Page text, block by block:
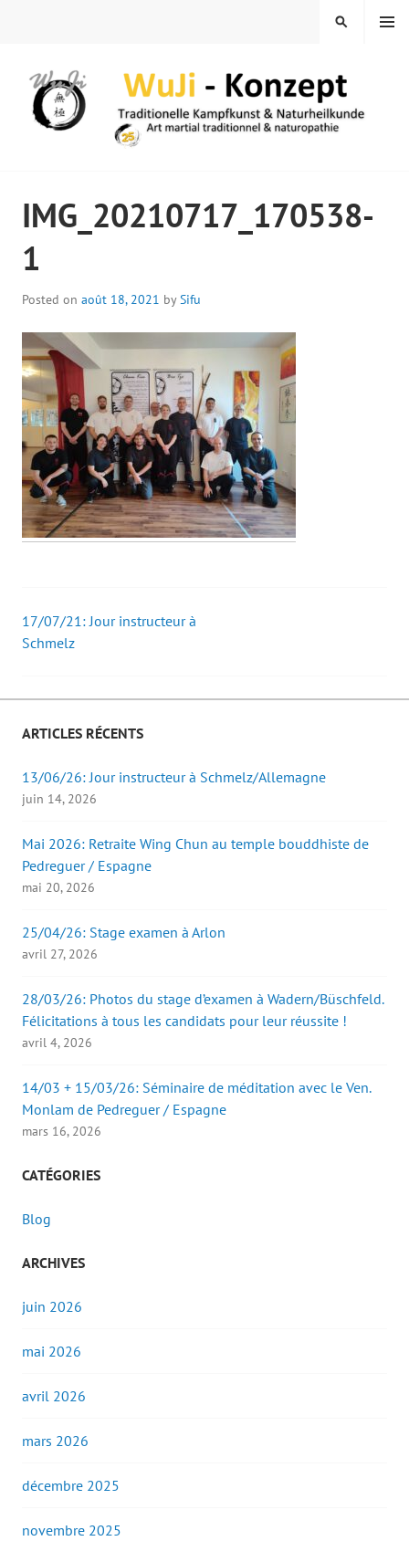
MENU
SEARCH
IMG_20210717_170538-
1
Posted on août 18, 2021 bySifu
Post
17/07/21: Jour instructeur à
Schmelz
ARTICLES RÉCENTS
13/06/26: Jour instructeur à Schmelz/Allemagne
juin 14, 2026
Mai 2026: Retraite Wing Chun au temple bouddhiste de
Pedreguer / Espagne
mai 20, 2026
25/04/26: Stage examen à Arlon
avril 27, 2026
28/03/26: Photos du stage d’examen à Wadern/Büschfeld.
Félicitations à tous les candidats pour leur réussite !
avril 4, 2026
14/03 + 15/03/26: Séminaire de méditation avec le Ven.
Monlam de Pedreguer / Espagne
mars 16, 2026
CATÉGORIES
Blog
ARCHIVES
juin 2026
mai 2026
avril 2026
mars 2026
décembre 2025
novembre 2025